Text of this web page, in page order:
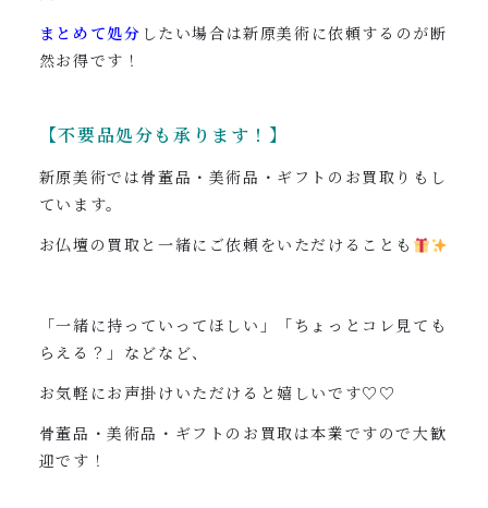
まとめて処分 したい場合は新原美術に依頼するのが断
然お得です！
【不要品処分も承ります！】
新原美術では骨董品・美術品・ギフトのお買取りもし
ています。
お仏壇の買取と一緒にご依頼をいただけることも
「一緒に持っていってほしい」「ちょっとコレ見ても
らえる？」などなど、
お気軽にお声掛けいただけると嬉しいです♡♡
骨董品・美術品・ギフトのお買取は本業ですので大歓
迎です！